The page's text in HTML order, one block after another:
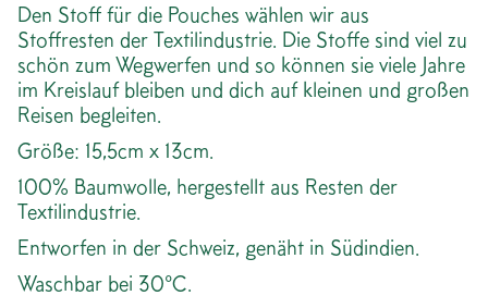
Den Stoff für die Pouches wählen wir aus
Stoffresten der Textilindustrie. Die Stoffe sind viel zu
schön zum Wegwerfen und so können sie viele Jahre
im Kreislauf bleiben und dich auf kleinen und großen
Reisen begleiten.
Größe: 15,5cm x 13cm.
100% Baumwolle, hergestellt aus Resten der
Textilindustrie.
Entworfen in der Schweiz, genäht in Südindien.
Waschbar bei 30°C.